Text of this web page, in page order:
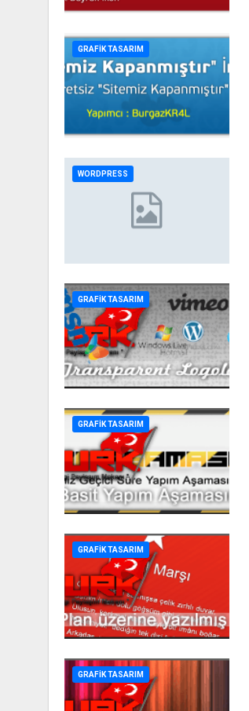
GRAFIK TASARIM
WORDPRESS
GRAFIK TASARIM
GRAFIK TASARIM
GRAFIK TASARIM
GRAFIK TASARIM